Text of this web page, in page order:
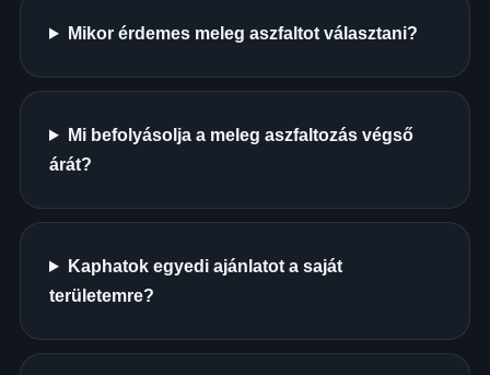
Mikor érdemes meleg aszfaltot választani?
Mi befolyásolja a meleg aszfaltozás végső
árát?
Kaphatok egyedi ajánlatot a saját
területemre?